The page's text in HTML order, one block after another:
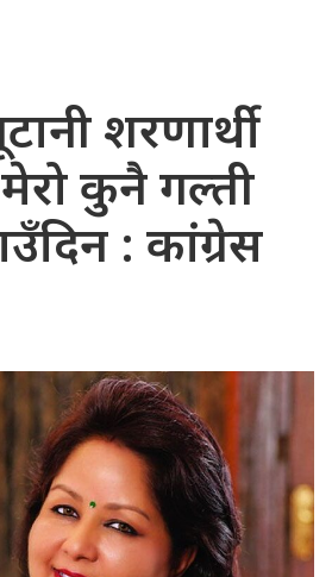
शरणार्थी
कुनै गल्ती
: कांग्रेस